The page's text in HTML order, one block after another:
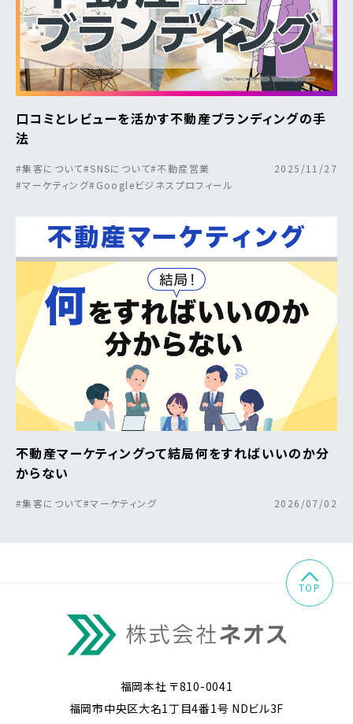
口コミとレビューを活かす不動産ブランディングの手
法
#集客について#SNSについて#不動産営業
#マーケティング#Googleビジネスプロフィール
2025/11/27
不動産マーケティングって結局何をすればいいのか分
からない
#集客について#マーケティング 2026/07/02
福岡本社 〒810-0041
福岡市中央区大名1丁目4番1号 NDビル3F
TOP